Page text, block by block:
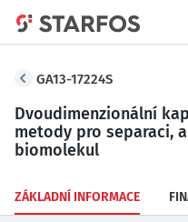
GA13-17224S
Dvoudimenzionální
metody pro separaci,
biomolekul
ZÁKLADNÍ INFORMACE